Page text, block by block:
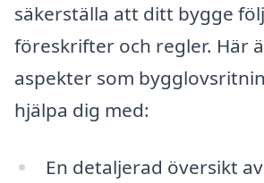
säkerställa att ditt bygge
föreskrifter och regler. Här
aspekter som
hjälpa dig med:
En detaljerad översikt